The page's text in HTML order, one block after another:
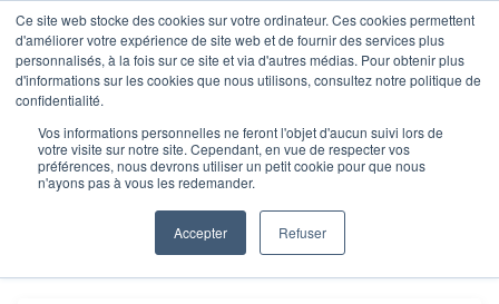
Ce site web stocke des cookies sur votre ordinateur. Ces cookies permettent
d'améliorer votre expérience de site web et de fournir des services plus
personnalisés, à la fois sur ce site et via d'autres médias. Pour obtenir plus
d'informations sur les cookies que nous utilisons, consultez notre politique de
confidentialité.
Vos informations personnelles ne feront l'objet d'aucun suivi lors de
votre visite sur notre site. Cependant, en vue de respecter vos
préférences, nous devrons utiliser un petit cookie pour que nous
n'ayons pas à vous les redemander.
Accepter Refuser
Toutes les
informations sur la
semaine des déclics